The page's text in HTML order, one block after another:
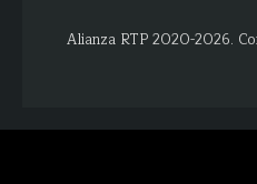
Alianza RTP 2020-2026.